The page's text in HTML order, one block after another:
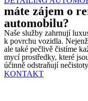
máte zájem o
automobilu?
Naše služby zahrnují
k povrchu vozidla.
ale také pečlivě čistíme
mycí prostředky, které
účinně odstraňují
KONTAKT